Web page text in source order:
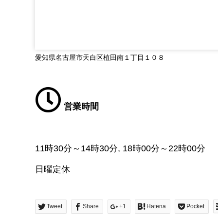
愛知県名古屋市天白区植田南１丁目１０８
営業時間
11時30分～14時30分, 18時00分～22時00分
日曜定休
Tweet Share +1 Hatena Pocket